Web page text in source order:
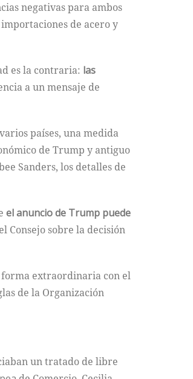
negativas para ambos
de acero y
es la contraria: las
a un mensaje de
países, una medida
de Trump y antiguo
Sanders, los detalles de
el anuncio de Trump puede
Consejo sobre la decisión
forma extraordinaria con el
de la Organización
un tratado de libre